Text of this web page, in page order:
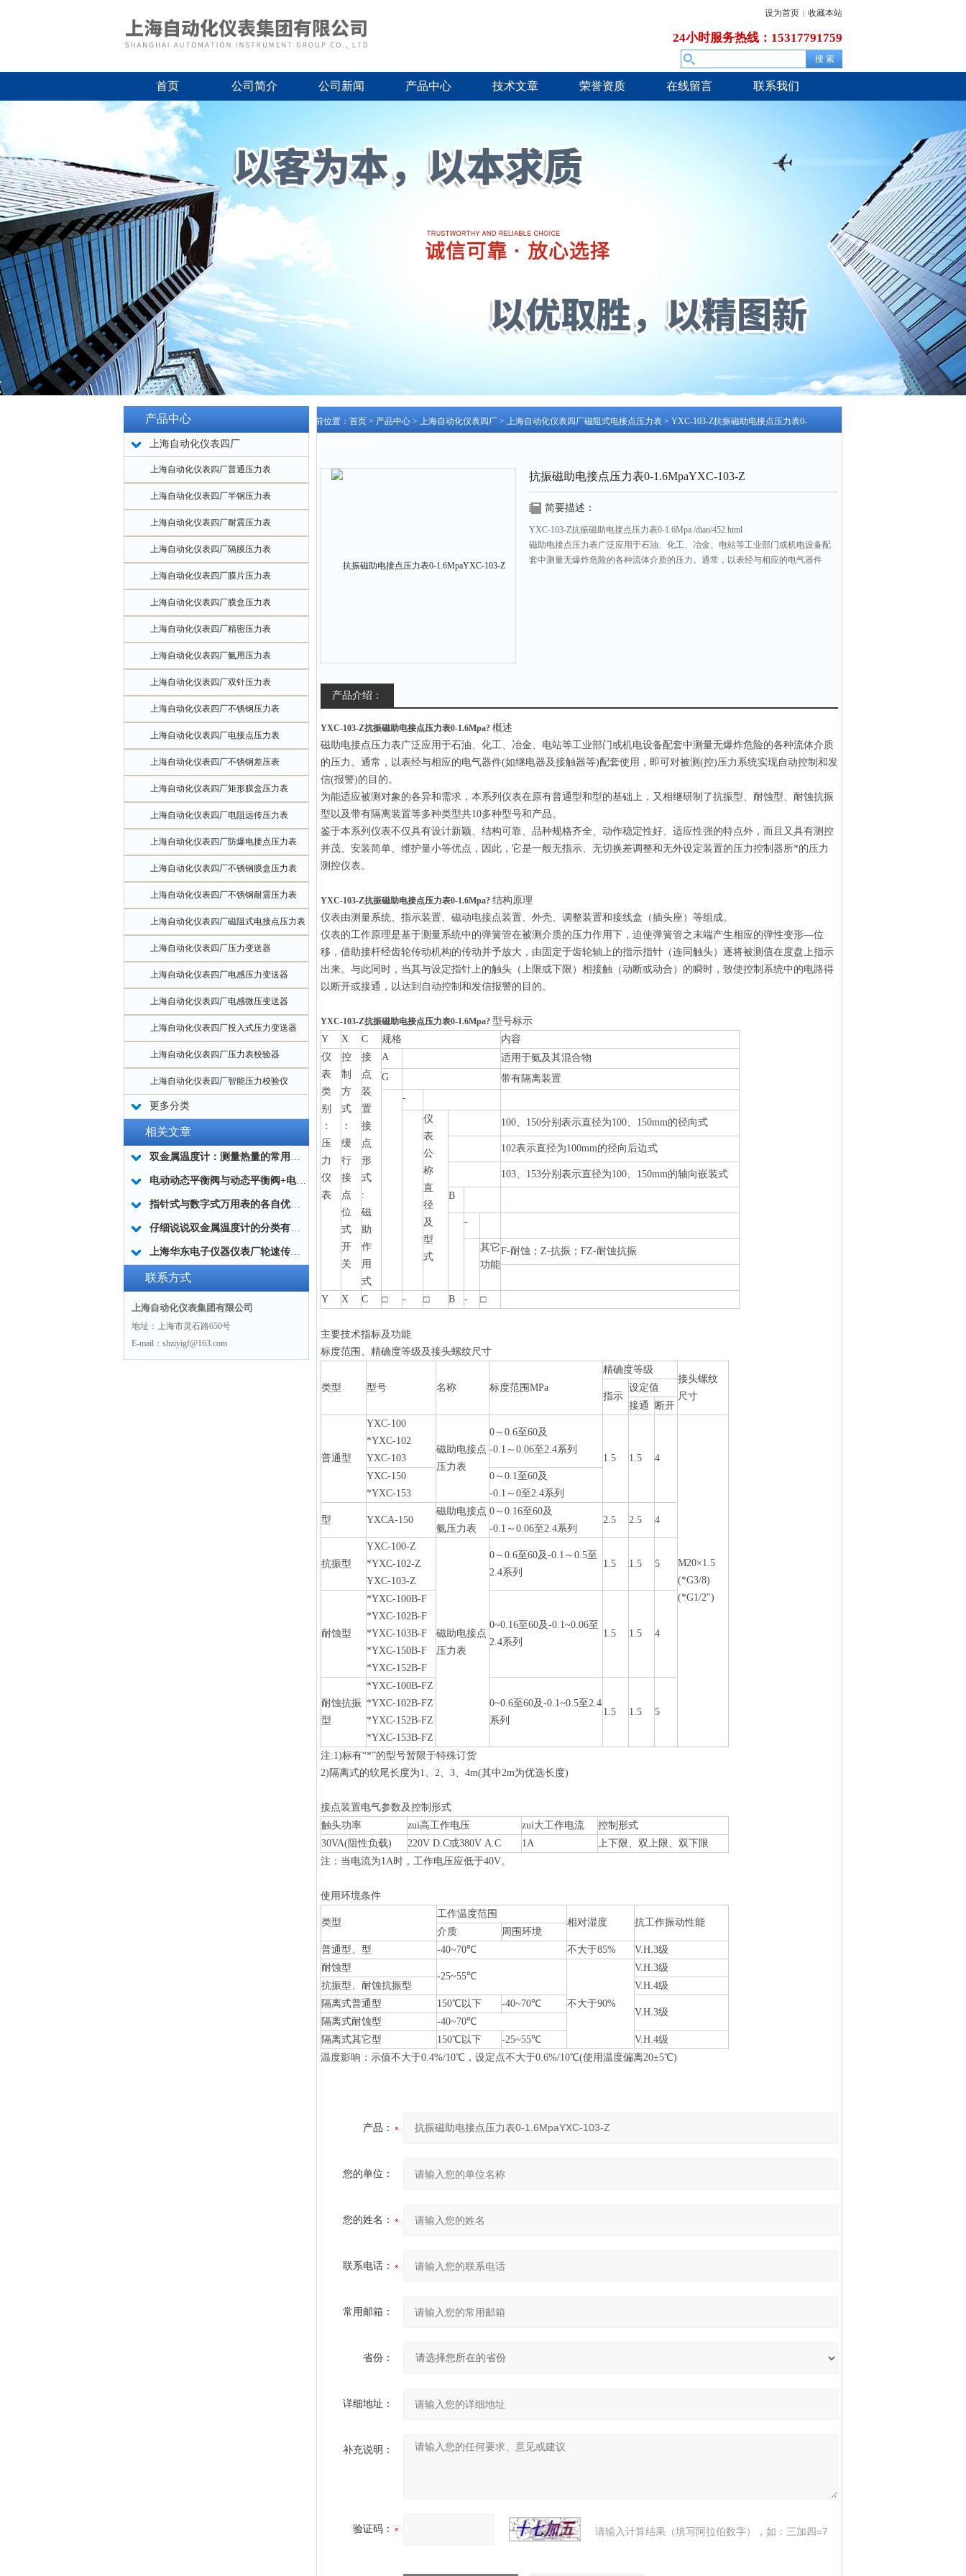
设为首页 | 收藏本站
24小时服务热线：15317791759
首页 公司简介 公司新闻 产品中心 技术文章 荣誉资质 在线留言 联系我们
产品中心
上海自动化仪表四厂
上海自动化仪表四厂普通压力表
上海自动化仪表四厂半钢压力表
上海自动化仪表四厂耐震压力表
上海自动化仪表四厂隔膜压力表
上海自动化仪表四厂膜片压力表
上海自动化仪表四厂膜盒压力表
上海自动化仪表四厂精密压力表
上海自动化仪表四厂氨用压力表
上海自动化仪表四厂双针压力表
上海自动化仪表四厂不锈钢压力表
上海自动化仪表四厂电接点压力表
上海自动化仪表四厂不锈钢差压表
上海自动化仪表四厂矩形膜盒压力表
上海自动化仪表四厂电阻远传压力表
上海自动化仪表四厂防爆电接点压力表
上海自动化仪表四厂不锈钢膜盒压力表
上海自动化仪表四厂不锈钢耐震压力表
上海自动化仪表四厂磁阻式电接点压力表
上海自动化仪表四厂压力变送器
上海自动化仪表四厂电感压力变送器
上海自动化仪表四厂电感微压变送器
上海自动化仪表四厂投入式压力变送器
上海自动化仪表四厂压力表校验器
上海自动化仪表四厂智能压力校验仪
更多分类
相关文章
双金属温度计：测量热量的常用工具
电动动态平衡阀与动态平衡阀+电动调节阀的区别应用
指针式与数字式万用表的各自优缺点
仔细说说双金属温度计的分类有哪些呢
上海华东电子仪器仪表厂轮速传感器的拆卸和安装方法
联系方式
上海自动化仪表集团有限公司
地址：上海市灵石路650号
E-mail：shziyigf@163.com
当前位置： 首页 > 产品中心 > 上海自动化仪表四厂 > 上海自动化仪表四厂磁阻式电接点压力表 > YXC-103-Z抗振磁助电接点压力表0-
抗振磁助电接点压力表0-1.6MpaYXC-103-Z
简要描述：
YXC-103-Z抗振磁助电接点压力表0-1.6Mpa /dian/452.html
磁助电接点压力表广泛应用于石油、化工、冶金、电站等工业部门或机电设备配
套中测量无爆炸危险的各种流体介质的压力。通常，以表经与相应的电气器件
产品介绍：
YXC-103-Z抗振磁助电接点压力表0-1.6Mpa? 概述
磁助电接点压力表广泛应用于石油、化工、冶金、电站等工业部门或机电设备配套中测量无爆炸危险的各种流体介质
的压力。通常，以表经与相应的电气器件(如继电器及接触器等)配套使用，即可对被测(控)压力系统实现自动控制和发
信(报警)的目的。
为能适应被测对象的各异和需求，本系列仪表在原有普通型和型的基础上，又相继研制了抗振型、耐蚀型、耐蚀抗振
型以及带有隔离装置等多种类型共10多种型号和产品。
鉴于本系列仪表不仅具有设计新颖、结构可靠、品种规格齐全、动作稳定性好、适应性强的特点外，而且又具有测控
并茂、安装简单、维护量小等优点，因此，它是一般无指示、无切换差调整和无外设定装置的压力控制器所*的压力
测控仪表。
YXC-103-Z抗振磁助电接点压力表0-1.6Mpa? 结构原理
仪表由测量系统、指示装置、磁动电接点装置、外壳、调整装置和接线盒（插头座）等组成。
仪表的工作原理是基于测量系统中的弹簧管在被测介质的压力作用下，迫使弹簧管之末端产生相应的弹性变形—位
移，借助接杆经齿轮传动机构的传动并予放大，由固定于齿轮轴上的指示指针（连同触头）逐将被测值在度盘上指示
出来。与此同时，当其与设定指针上的触头（上限或下限）相接触（动断或动合）的瞬时，致使控制系统中的电路得
以断开或接通，以达到自动控制和发信报警的目的。
YXC-103-Z抗振磁助电接点压力表0-1.6Mpa? 型号标示
Y
X C 规格
内容
仪
表
类
别
：
压
力
仪
表
控
制
方
式
：
缓
行
接
点
位
式
开
关
接
点
装
置
接
点
形
式
:
磁
助
作
用
式
A
适用于氨及其混合物
G
带有隔离装置
-
仪
表
公
称
直
径
及
型
式
100、150分别表示直径为100、150mm的径向式
102表示直径为100mm的径向后边式
103、153分别表示直径为100、150mm的轴向嵌装式
B
-
其它
功能
F-耐蚀；Z-抗振；FZ-耐蚀抗振
Y X C □ - □ B - □
主要技术指标及功能
标度范围、精确度等级及接头螺纹尺寸
类型 型号 名称 标度范围MPa
精确度等级
接头螺纹
尺寸
指示
设定值
接通
断开
普通型
YXC-100
*YXC-102
YXC-103
磁助电接点
压力表
0～ 0.6至60及
-0.1～0.06至2.4系列
1.5
1.5 4
M20×1.5
(*G3/8)
(*G1/2")
YXC-150
*YXC-153
0～0.1至60及
-0.1～0至2.4系列
型 YXCA-150
磁助电接点
氨压力表
0～0.16至60及
-0.1～0.06至2.4系列
2.5 2.5 4
抗振型
YXC-100-Z
*YXC-102-Z
YXC-103-Z
磁助电接点
压力表
0～0.6至60及-0.1～0.5至
2.4系列
1.5 1.5 5
耐蚀型
*YXC-100B-F
*YXC-102B-F
*YXC-103B-F
*YXC-150B-F
*YXC-152B-F
0~0.16至60及-0.1~0.06至
2.4系列
1.5 1.5 4
耐蚀抗振
型
*YXC-100B-FZ
*YXC-102B-FZ
*YXC-152B-FZ
*YXC-153B-FZ
0~0.6至60及-0.1~0.5至2.4
系列
1.5 1.5 5
注:1)标有“*”的型号暂限于特殊订货
2)隔离式的软尾长度为1、2、3、4m(其中2m为优选长度)
接点装置电气参数及控制形式
触头功率
zui高工作电压 zui大工作电流
控制形式
30VA(阻性负载)
220V D.C或380V A.C 1A
上下限、双上限、双下限
注：当电流为1A时，工作电压应低于40V。
使用环境条件
类型
工作温度范围
相对湿度
抗工作振动性能
介质
周围环境
普通型、型
-40~70℃ 不大于85%
V.H.3级
耐蚀型
-25~55℃
不大于90%
V.H.3级
抗振型、耐蚀抗振型
V.H.4级
隔离式普通型
150℃ 以下 -40~70℃
V.H.3级
隔离式耐蚀型
-40~70℃
隔离式其它型
150℃ 以下 -25~55℃
V.H.4级
温度影响：示值不大于0.4%/10℃ ，设定点不大于0.6%/10℃(使用温度偏离20±5℃)
产品：
您的单位：
您的姓名：
联系电话：
常用邮箱：
省份：
详细地址：
补充说明：
验证码： 请输入计算结果（填写阿拉伯数字），如：三加四=7